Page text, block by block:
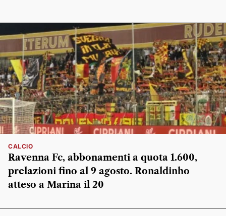
CALCIO
Ravenna Fc, abbonamenti a quota 1.600,
prelazioni fino al 9 agosto. Ronaldinho
atteso a Marina il 20